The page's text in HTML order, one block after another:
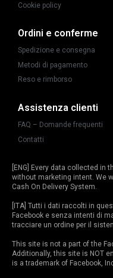
Cookie policy
Ordini e conferme
Spedizione e consegna
Metodi di pagamento
Reso e rimborso
Assistenza clienti
FAQ – Domande frequenti
Contatti
[ENG] Every data collected in
without marketing intent. We
Cash On Delivery System.
[ITA] Tutti i dati raccolti in
Facebook e senza intenti di
tracciare un ordine per il
This site is not a part of the
Additionally, this site is NOT
is a trademark of Facebook,